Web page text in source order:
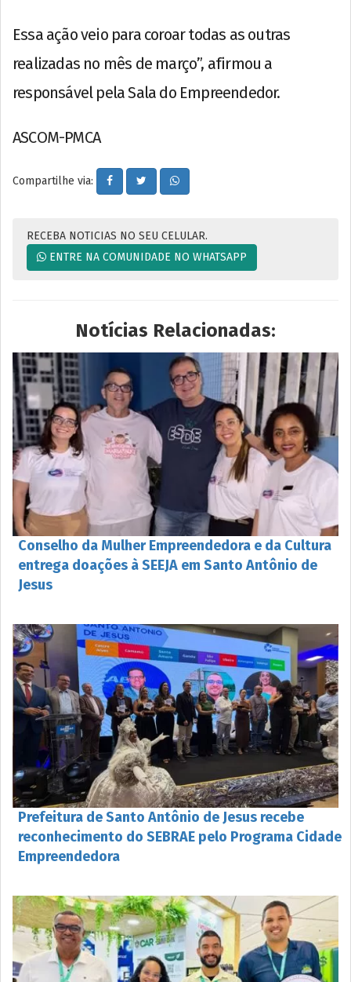
Essa ação veio para coroar todas as outras
realizadas no mês de março”, afirmou a
responsável pela Sala do Empreendedor.
ASCOM-PMCA
Compartilhe via:
RECEBA NOTICIAS NO SEU CELULAR.
ENTRE NA COMUNIDADE NO WHATSAPP
Notícias Relacionadas:
Conselho da Mulher Empreendedora e da Cultura
entrega doações à SEEJA em Santo Antônio de
Jesus
Prefeitura de Santo Antônio de Jesus recebe
reconhecimento do SEBRAE pelo Programa Cidade
Empreendedora